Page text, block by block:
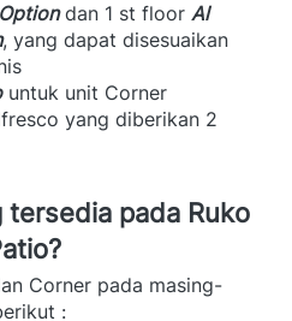
dan 1 st floor Al
, yang dapat disesuaikan
untuk unit Corner
yang diberikan 2
tersedia pada Ruko
Corner pada masing-
: